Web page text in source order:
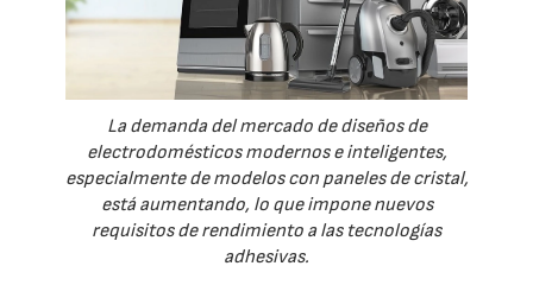
La demanda del mercado de diseños de
electrodomésticos modernos e inteligentes,
especialmente de modelos con paneles de cristal,
está aumentando, lo que impone nuevos
requisitos de rendimiento a las tecnologías
adhesivas.